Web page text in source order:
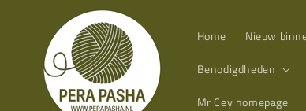
content Home Nieuw
Benodigdheden
Mr Cey homepage